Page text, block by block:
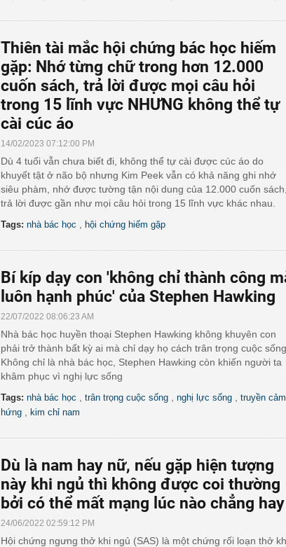
Thiên tài mắc hội chứng bác học hiếm
gặp: Nhớ từng chữ trong hơn 12.000
cuốn sách, trả lời được mọi câu hỏi
trong 15 lĩnh vực NHƯNG không thể tự
cài cúc áo
14/02/2023 07:12:00 PM
Dù 4 tuổi vẫn chưa biết đi, không thể tự cài được cúc áo do
khuyết tật ở não bộ nhưng Kim Peek vẫn có khả năng ghi nhớ
siêu phàm, nhớ được tường tận nội dung của 12.000 cuốn sách,
trả lời được gần như mọi câu hỏi trong 15 lĩnh vực khác nhau.
Tags: nhà bác học hội chứng hiếm gặp
Bí kíp dạy con 'không chỉ thành công
luôn hạnh phúc' của Stephen Hawking
22/07/2022 08:06:23 AM
Nhà bác học huyền thoại Stephen Hawking không khuyên con
phải trở thành bất kỳ ai mà chỉ dạy họ cách trân trọng cuộc sống.
Không chỉ là nhà bác học, Stephen Hawking còn khiến người ta
khâm phục vì nghị lực sống
Tags: nhà bác học trân trọng cuộc sống nghị lực sống
truyền cảm
hứng
kim chỉ nam
Dù là nam hay nữ, nếu gặp hiện tượng
này khi ngủ thì không được coi thường
bởi có thể mất mạng lúc nào chẳng hay
24/06/2022 02:59:12 PM
Hội chứng ngưng thở khi ngủ (SAS) là một chứng rối loạn thở